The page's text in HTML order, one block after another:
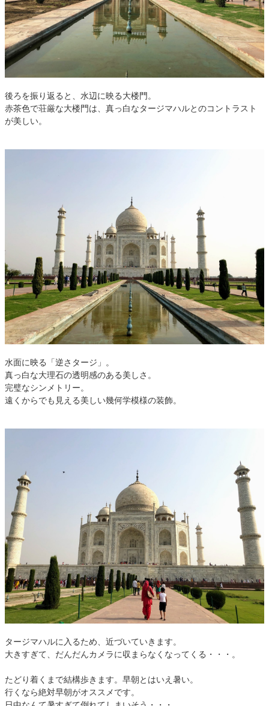
後ろを振り返ると、水辺に映る大楼門。
赤茶色で荘厳な大楼門は、真っ白なタージマハルとのコントラスト
が美しい。
水面に映る「逆さタージ」。
真っ白な大理石の透明感のある美しさ。
完璧なシンメトリー。
遠くからでも見える美しい幾何学模様の装飾。
タージマハルに入るため、近づいていきます。
大きすぎて、だんだんカメラに収まらなくなってくる・・・。
たどり着くまで結構歩きます。早朝とはいえ暑い。
行くなら絶対早朝がオススメです。